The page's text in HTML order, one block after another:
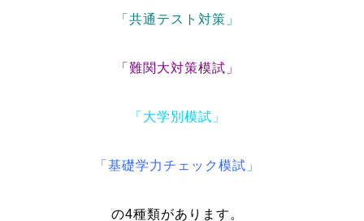
「共通テスト対策」
「難関大対策模試」
「大学別模試」
「基礎学力チェック模試」
の4種類があります。